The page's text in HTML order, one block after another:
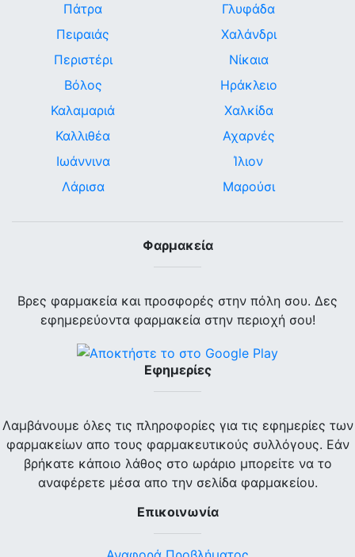
Πάτρα
Πειραιάς
Περιστέρι
Βόλος
Καλαμαριά
Καλλιθέα
Ιωάννινα
Λάρισα
Γλυφάδα
Χαλάνδρι
Νίκαια
Ηράκλειο
Χαλκίδα
Αχαρνές
Ίλιον
Μαρούσι
Φαρμακεία
Βρες φαρμακεία και προσφορές στην πόλη σου. Δες
εφημερεύοντα φαρμακεία στην περιοχή σου!
Εφημερίες
Λαμβάνουμε όλες τις πληροφορίες για τις εφημερίες των
φαρμακείων απο τους φαρμακευτικούς συλλόγους. Εάν
βρήκατε κάποιο λάθος στο ωράριο μπορείτε να το
αναφέρετε μέσα απο την σελίδα φαρμακείου.
Επικοινωνία